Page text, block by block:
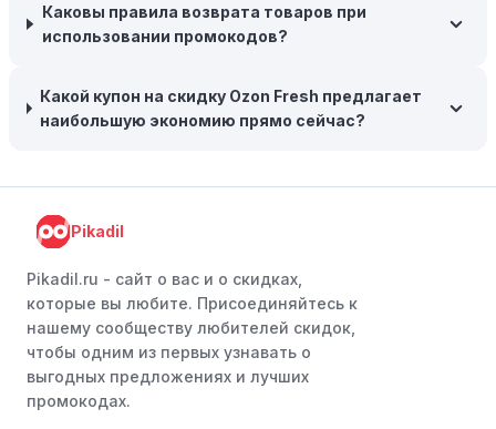
магазины предоставляют бесплатную доставку при
заказе на сумму, превышающую определенную,
нескольких товаром в одном заказе.
Следите за социальными сетями:
Instagram. Ритейлеры часто делятся со своими
акциями.
Программы лояльности:Присоединяйтесь к
программам лояльности, предлагаемым интернет-
магазинами, чтобы пользоваться такими
преимуществами, как скидки только для участников,
ранний доступ к распродажам или эксклюзивным
акциям.
Каковы правила возврата товаров при
использовании промокодов?
Какой купон на скидку Ozon Fresh предлагает
наибольшую экономию прямо сейчас?
Pikadil
Pikadil.ru - cайт о вас и о скидках,
которые вы любите. Присоединяйтесь к
нашему сообществу любителей скидок,
чтобы одним из первых узнавать о
выгодных предложениях и лучших
промокодах.